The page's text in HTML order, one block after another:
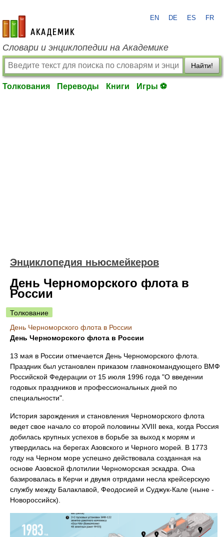
academic.ru
EN DE ES FR
Словари и энциклопедии на Академике
Найти!
Толкования Переводы Книги Игры ⚽
Энциклопедия ньюсмейкеров
День Черноморского флота в
России
Толкование
День Черноморского флота в России
День Черноморского флота в России
13 мая в России отмечается День Черноморского флота.
Праздник был установлен приказом главнокомандующего ВМФ
Российской Федерации от 15 июля 1996 года "О введении
годовых праздников и профессиональных дней по
специальности".
История зарождения и становления Черноморского флота
ведет свое начало со второй половины ХVIII века, когда Россия
добилась крупных успехов в борьбе за выход к морям и
утвердилась на берегах Азовского и Черного морей. В 1773
году на Черном море успешно действовала созданная на
основе Азовской флотилии Черноморская эскадра. Она
базировалась в Керчи и двумя отрядами несла крейсерскую
службу между Балаклавой, Феодосией и Суджук-Кале (ныне -
Новороссийск).